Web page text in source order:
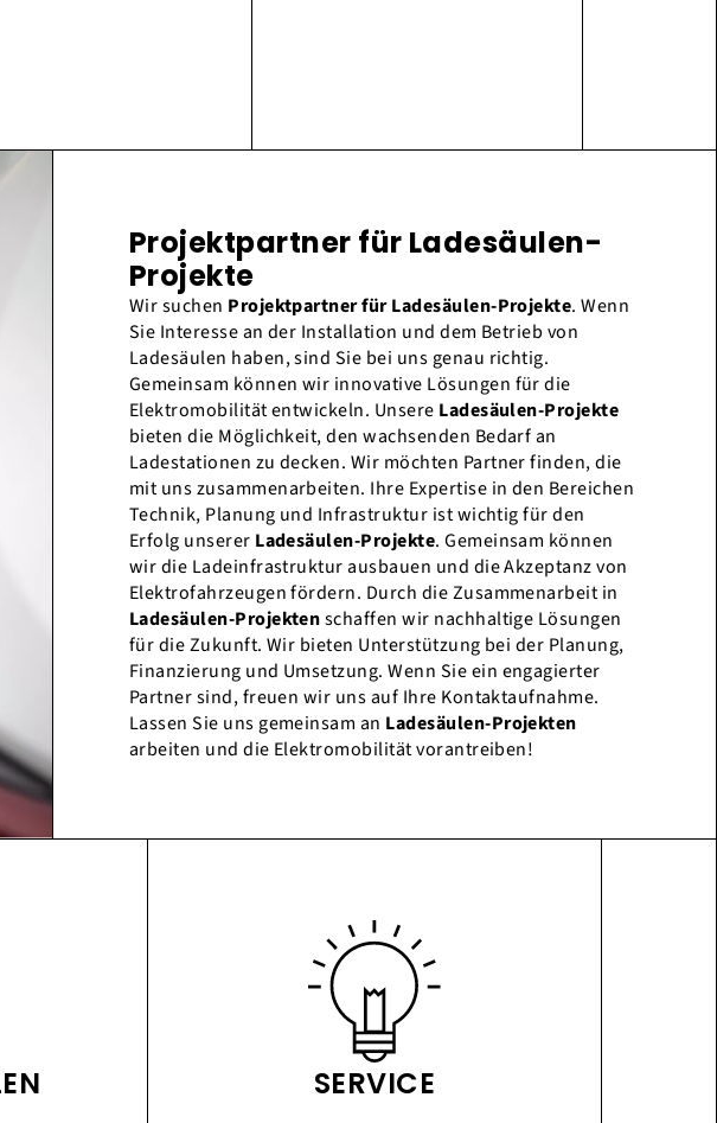
Projektpartner für Ladesäulen-
Projekte
Wir suchen Projektpartner für Ladesäulen-Projekte. Wenn
Sie Interesse an der Installation und dem Betrieb von
Ladesäulen haben, sind Sie bei uns genau richtig.
Gemeinsam können wir innovative Lösungen für die
Elektromobilität entwickeln. Unsere Ladesäulen-Projekte
bieten die Möglichkeit, den wachsenden Bedarf an
Ladestationen zu decken. Wir möchten Partner finden, die
mit uns zusammenarbeiten. Ihre Expertise in den Bereichen
Technik, Planung und Infrastruktur ist wichtig für den
Erfolg unserer Ladesäulen-Projekte. Gemeinsam können
wir die Ladeinfrastruktur ausbauen und die Akzeptanz von
Elektrofahrzeugen fördern. Durch die Zusammenarbeit in
Ladesäulen-Projektenschaffen wir nachhaltige Lösungen
für die Zukunft. Wir bieten Unterstützung bei der Planung,
Finanzierung und Umsetzung. Wenn Sie ein engagierter
Partner sind, freuen wir uns auf Ihre Kontaktaufnahme.
Lassen Sie uns gemeinsam an Ladesäulen-Projekten
arbeiten und die Elektromobilität vorantreiben!
SERVICE